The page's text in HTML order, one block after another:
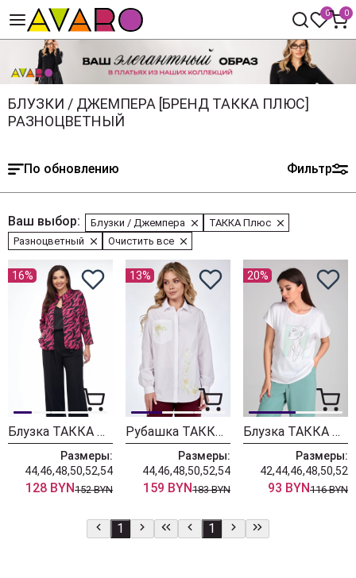
0 0
БЛУЗКИ / ДЖЕМПЕРА [БРЕНД ТАККА ПЛЮС]
РАЗНОЦВЕТНЫЙ
По обновлению Фильтр
Ваш выбор: Блузки / Джемпера
ТАККА Плюс
Разноцветный
Очистить все
16%
Блузка ТАККА Плюс 25-261 фуксия
Размеры:
44,46,48,50,52,54
128 BYN152 BYN
13%
Рубашка ТАККА Плюс 24-225
Размеры:
44,46,48,50,52,54
159 BYN183 BYN
20%
Блузка ТАККА Плюс 21-110-1
Размеры:
42,44,46,48,50,52
93 BYN116 BYN
1 1